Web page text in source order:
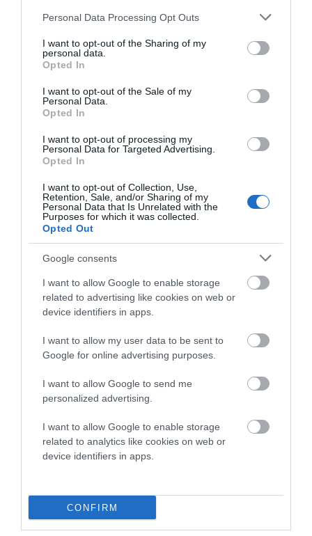
Please note that this website/app uses one or more Google
not limited to your visit or usage behaviour. You may click to
grant or deny consent to Google and its third-party tags to
use your data for below specified purposes in below Google
consent section.
Personal Data Processing Opt Outs
I want to opt-out of the Sharing of my
personal data.
Opted In
I want to opt-out of the Sale of my
Personal Data.
Opted In
I want to opt-out of processing my
Personal Data for Targeted Advertising.
Opted In
I want to opt-out of Collection, Use,
Retention, Sale, and/or Sharing of my
Personal Data that Is Unrelated with the
Purposes for which it was collected.
Opted Out
Google consents
I want to allow Google to enable storage
related to advertising like cookies on web or
device identifiers in apps.
I want to allow my user data to be sent to
Google for online advertising purposes.
I want to allow Google to send me
personalized advertising.
I want to allow Google to enable storage
related to analytics like cookies on web or
device identifiers in apps.
CONFIRM